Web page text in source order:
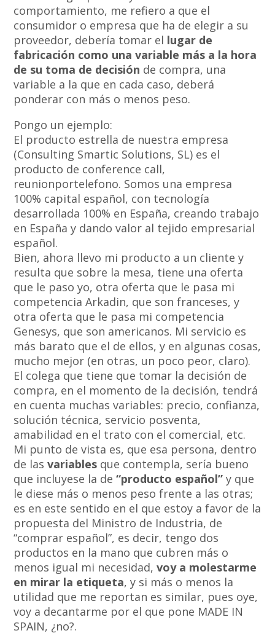
comportamiento, me refiero a que el
consumidor o empresa que ha de elegir a su
proveedor, debería tomar el lugar de
fabricación como una variable más a la hora
de su toma de decisión de compra, una
variable a la que en cada caso, deberá
ponderar con más o menos peso.
Pongo un ejemplo:
El producto estrella de nuestra empresa
(Consulting Smartic Solutions, SL) es el
producto de conference call,
reunionportelefono. Somos una empresa
100% capital español, con tecnología
desarrollada 100% en España, creando trabajo
en España y dando valor al tejido empresarial
español.
Bien, ahora llevo mi producto a un cliente y
resulta que sobre la mesa, tiene una oferta
que le paso yo, otra oferta que le pasa mi
competencia Arkadin, que son franceses, y
otra oferta que le pasa mi competencia
Genesys, que son americanos. Mi servicio es
más barato que el de ellos, y en algunas cosas,
mucho mejor (en otras, un poco peor, claro).
El colega que tiene que tomar la decisión de
compra, en el momento de la decisión, tendrá
en cuenta muchas variables: precio, confianza,
solución técnica, servicio posventa,
amabilidad en el trato con el comercial, etc.
Mi punto de vista es, que esa persona, dentro
de lasvariables que contempla, sería bueno
que incluyese la de “producto español” y que
le diese más o menos peso frente a las otras;
es en este sentido en el que estoy a favor de la
propuesta del Ministro de Industria, de
“comprar español”, es decir, tengo dos
productos en la mano que cubren más o
menos igual mi necesidad,voy a molestarme
en mirar la etiqueta, y si más o menos la
utilidad que me reportan es similar, pues oye,
voy a decantarme por el que pone MADE IN
SPAIN, ¿no?.